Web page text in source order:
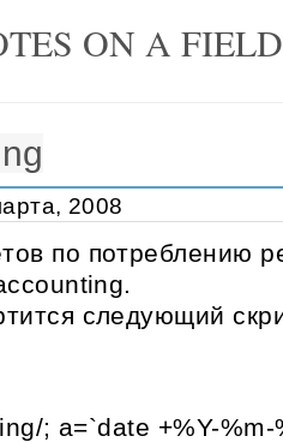
ON A
2008
по потреблению
следующий
; a=`date +%Y-